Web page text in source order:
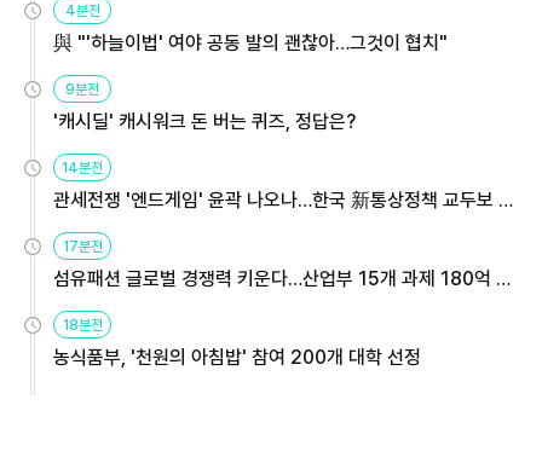
4분전
與 "'하늘이법' 여야 공동 발의 괜찮아…그것이 협치"
9분전
'캐시딜' 캐시워크 돈 버는 퀴즈, 정답은?
14분전
관세전쟁 '엔드게임' 윤곽 나오나…한국 新통상정책 교두보 활
17분전
섬유패션 글로벌 경쟁력 키운다…산업부 15개 과제 180억 지
18분전
농식품부, '천원의 아침밥' 참여 200개 대학 선정